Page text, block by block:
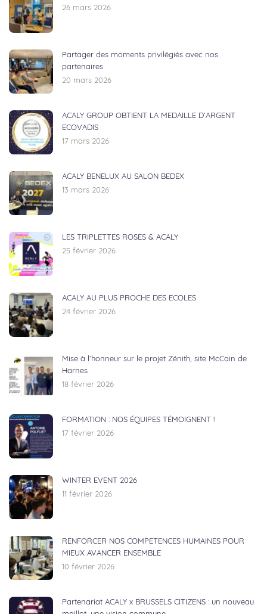
26 mars 2026
Partager des moments privilégiés avec nos
partenaires
20 mars 2026
ACALY GROUP OBTIENT LA MEDAILLE D’ARGENT
ECOVADIS
17 mars 2026
ACALY BENELUX AU SALON BEDEX
13 mars 2026
LES TRIPLETTES ROSES & ACALY
25 février 2026
ACALY AU PLUS PROCHE DES ECOLES
24 février 2026
Mise à l’honneur sur le projet Zénith, site McCain de
Harnes
18 février 2026
FORMATION : NOS ÉQUIPES TÉMOIGNENT !
17 février 2026
WINTER EVENT 2026
11 février 2026
RENFORCER NOS COMPETENCES HUMAINES POUR
MIEUX AVANCER ENSEMBLE
10 février 2026
Partenariat ACALY x BRUSSELS CITIZENS : un nouveau